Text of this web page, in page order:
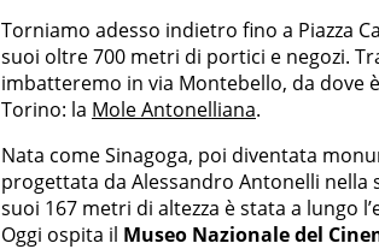
Torniamo adesso indietro fino a Piazza
suoi oltre 700 metri di portici e negozi.
imbatteremo in via Montebello, da dove
Torino: la Mole Antonelliana.
Nata come Sinagoga, poi diventata
progettata da Alessandro Antonelli nella
suoi 167 metri di altezza è stata a lungo
Oggi ospita il Museo Nazionale del